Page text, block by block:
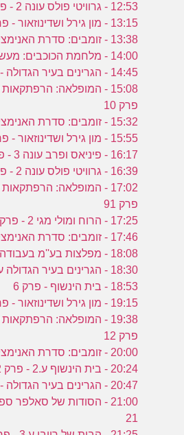
12:53 - גרוויטי פולס עונה 2 - פרק 26
13:15 - מון גירל ושדינוזאור - פרק 6
13:38 - זומבים: סדרת האנימציה - פרק 7
14:00 - מלחמת הכוכבים: מעשיות מבעיתות
14:45 - הגרינים בעיר הגדולה - פרק 18
פרק 10
15:32 - זומבים: סדרת האנימציה - פרק 7
15:55 - מון גירל ושדינוזאור - פרק 10
16:17 - פיניאס ופרב עונה 3 - פרק 82
16:39 - גרוויטי פולס עונה 2 - פרק 32
פרק 91
17:25 - הרוח ומולי מגי 2 - פרק 40
17:46 - זומבים: סדרת האנימציה - פרק 7
18:08 - מפלצות בע''מ בעבודה - פרק 6
18:30 - הגרינים בעיר הגדולה ע.3 - פרק 73
18:53 - בית הינשוף - פרק 6
19:15 - מון גירל ושדינוזאור - פרק 10
פרק 12
20:00 - זומבים: סדרת האנימציה - פרק 7
20:24 - בית הינשוף ע.2 - פרק 22
20:47 - הגרינים בעיר הגדולה - פרק 1054
21